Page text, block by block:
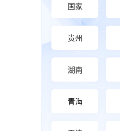
国家
贵州
湖南
青海